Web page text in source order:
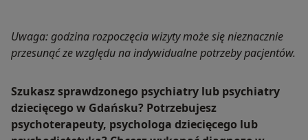
Uwaga: godzina rozpoczęcia wizyty może się nieznacznie
przesunąć ze względu na indywidualne potrzeby pacjentów.
Szukasz sprawdzonego psychiatry lub psychiatry
dziecięcego w Gdańsku? Potrzebujesz
psychoterapeuty, psychologa dziecięcego lub